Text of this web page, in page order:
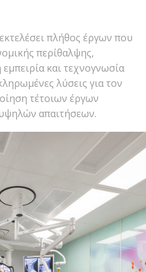
πλήθος έργων που
περίθαλψης,
και τεχνογνωσία
λύσεις για τον
τέτοιων έργων
απαιτήσεων.